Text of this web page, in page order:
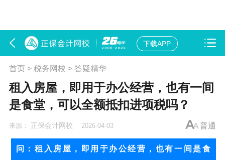
下载APP
首页> 税务网校 > 答疑精华
租入房屋，即用于办公经营，也有一间
是食堂，可以全额抵扣进项税吗？
来源： 正保会计网校 2026-04-03 普通
问： 租入房屋，即用于办公经营，也有一间是食